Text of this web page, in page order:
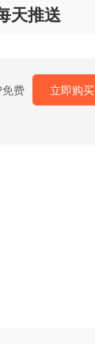
天推送
免费 立即购买